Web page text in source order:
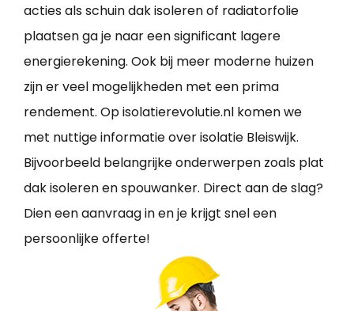
acties als schuin dak isoleren of radiatorfolie
plaatsen ga je naar een significant lagere
energierekening. Ook bij meer moderne huizen
zijn er veel mogelijkheden met een prima
rendement. Op isolatierevolutie.nl komen we
met nuttige informatie over isolatie Bleiswijk.
Bijvoorbeeld belangrijke onderwerpen zoals plat
dak isoleren en spouwanker. Direct aan de slag?
Dien een aanvraag in en je krijgt snel een
persoonlijke offerte!